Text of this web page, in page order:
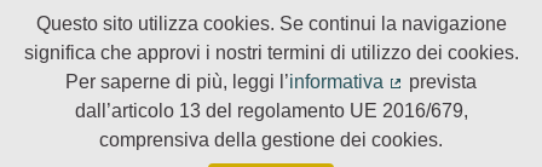
Questo sito utilizza cookies. Se continui la navigazione
significa che approvi i nostri termini di utilizzo dei cookies.
Per saperne di più, leggi l’informativa
(Collegamento
prevista
dall’articolo 13 del regolamento UE 2016/679,
comprensiva della gestione dei cookies.